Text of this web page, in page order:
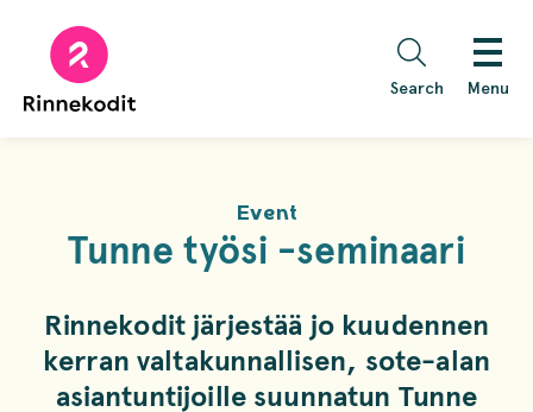
content
Search Menu
Event
Tunne työsi -seminaari
Rinnekodit järjestää jo kuudennen
kerran valtakunnallisen, sote-alan
asiantuntijoille suunnatun Tunne